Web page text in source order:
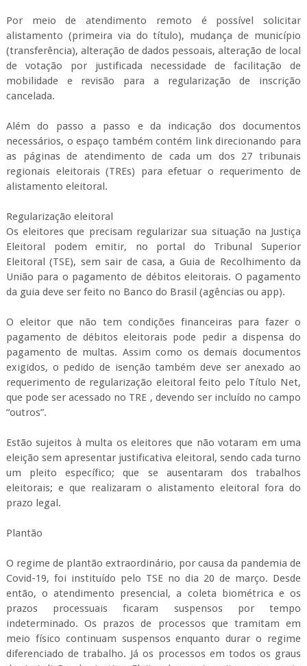
Por meio de atendimento remoto é possível solicitar
alistamento (primeira via do título), mudança de município
(transferência), alteração de dados pessoais, alteração de local
de votação por justificada necessidade de facilitação de
mobilidade e revisão para a regularização de inscrição
cancelada.
Além do passo a passo e da indicação dos documentos
necessários, o espaço também contém link direcionando para
as páginas de atendimento de cada um dos 27 tribunais
regionais eleitorais (TREs) para efetuar o requerimento de
alistamento eleitoral.
Regularização eleitoral
Os eleitores que precisam regularizar sua situação na Justiça
Eleitoral podem emitir, no portal do Tribunal Superior
Eleitoral (TSE), sem sair de casa, a Guia de Recolhimento da
União para o pagamento de débitos eleitorais. O pagamento
da guia deve ser feito no Banco do Brasil (agências ou app).
O eleitor que não tem condições financeiras para fazer o
pagamento de débitos eleitorais pode pedir a dispensa do
pagamento de multas. Assim como os demais documentos
exigidos, o pedido de isenção também deve ser anexado ao
requerimento de regularização eleitoral feito pelo Título Net,
que pode ser acessado no TRE , devendo ser incluído no campo
“outros”.
Estão sujeitos à multa os eleitores que não votaram em uma
eleição sem apresentar justificativa eleitoral, sendo cada turno
um pleito específico; que se ausentaram dos trabalhos
eleitorais; e que realizaram o alistamento eleitoral fora do
prazo legal.
Plantão
O regime de plantão extraordinário, por causa da pandemia de
Covid-19, foi instituído pelo TSE no dia 20 de março. Desde
então, o atendimento presencial, a coleta biométrica e os
prazos processuais ficaram suspensos por tempo
indeterminado. Os prazos de processos que tramitam em
meio físico continuam suspensos enquanto durar o regime
diferenciado de trabalho. Já os processos em todos os graus